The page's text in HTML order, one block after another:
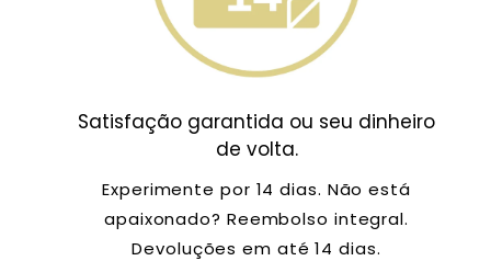
Satisfação garantida ou seu dinheiro
de volta.
Experimente por 14 dias. Não está
apaixonado? Reembolso integral.
Devoluções em até 14 dias.